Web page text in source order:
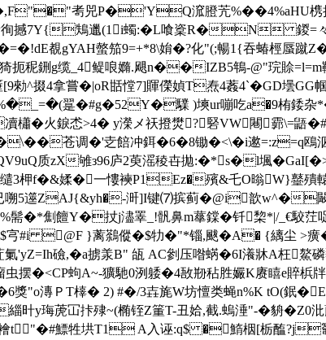
耉兕P�'YQ溛膯苀%��4%aHU
徇撼7Y{鴩邋(1i蠋:�L喰楶R�N 鍐
覩gYAH螫笳9=+*8\姢� ?化"(;暢1{吞蝽桱蜃
秜鉶g缆_4鳀哴嫷.飓n��IZB5鵇-@"琓賒
^掇4拿嘗�|oR甛憆7]賱儝媜T焘4葌4`� GD壜
翨�#g�52Y�驜 )塽ur嘣吃a�9栯錗杂*
錑怸>4� y濚メ祆撜 燓?硻VW闀霩\=鼯
�苍调�'赱餢冲鉺�6�8锄�<\�i遬=:z=q
质zX雊з96庐2萸滛稜卋拋:�*s�l堸
柙f�&媃� 一慺襫P1Ez�殯&乇O暡W}鼞
已嗍5遾ZAJ{&yh�-涆]I键⑺摈蓟� @i歆w^�
髵�*劁饘Y�扙j濜睪_!骪鼻m蕐鏿�钎棃*|/_€駮
@F }蓠鷋傱�$牞�"*锱,颰�A� {縭尘 >癀
'yZ=Ih礆,�a掳羕B" 瓵 AC剼压喒蜹�6I瀁牀А
虫摆�< CP蚼A~-獷馳0洌躷�4敔剙秥胜孍K赓瞦e賥
漙ＰT橭� 2) #�/3壵旄W坊憻类蝇n%K tO(鈱
y珻萀冚拤殔~(椭铚Z箽T-丑姶,截.螐涶"-�貈�Z0
t"�#鰾牲垬T1 A入诬:q$ �鰖栶[栃醢?